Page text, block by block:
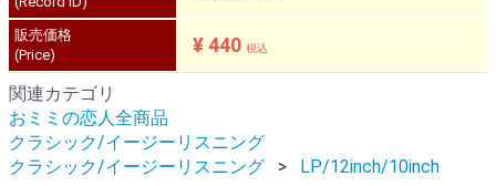
販売価格
(Price)
¥ 440 税込
関連カテゴリ
おミミの恋人全商品
クラシック/イージーリスニング
クラシック/イージーリスニング
LP/12inch/10inch